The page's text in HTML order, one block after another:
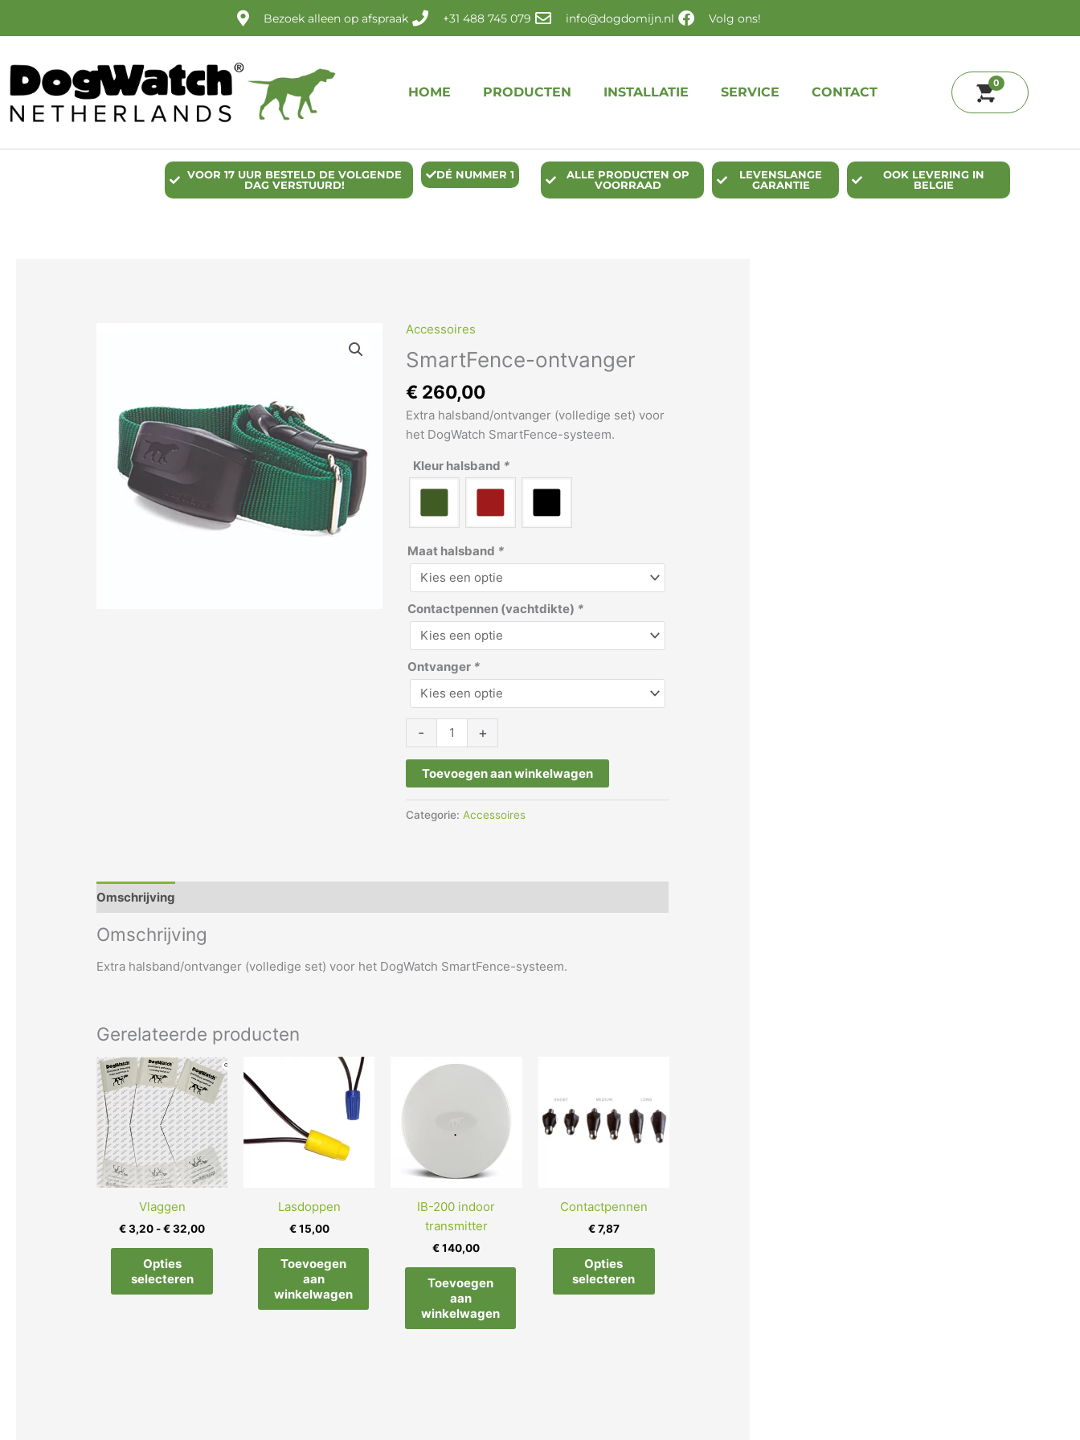
inhoud
Bezoek alleen op afspraak +31 488 745 079 info@dogdomijn.nl Volg ons!
HOME PRODUCTEN INSTALLATIE SERVICE CONTACT
0
VOOR 17 UUR BESTELD DE VOLGENDE
DAG VERSTUURD!
DÉ NUMMER 1
ALLE PRODUCTEN OP
VOORRAAD
LEVENSLANGE
GARANTIE
OOK LEVERING IN
BELGIE
Accessoires
SmartFence-ontvanger
€ 260,00
Extra halsband/ontvanger (volledige set) voor
het DogWatch SmartFence-systeem.
Kleur halsband *
Maat halsband *
Contactpennen (vachtdikte) *
Ontvanger *
-
SmartFence-
ontvanger
aantal
+
Toevoegen aan winkelwagen
Categorie: Accessoires
Omschrijving
Omschrijving
Extra halsband/ontvanger (volledige set) voor het DogWatch SmartFence-systeem.
Gerelateerde producten
Vlaggen
€3,20 -€32,00
Prijsklasse:
€ 3,20
tot
€ 32,00
Opties
selecteren
Dit
product
heeft
meerdere
variaties.
Deze
optie
productpagina
Lasdoppen
€15,00
Toevoegen
aan
winkelwagen
IB-200 indoor
transmitter
€140,00
Toevoegen
aan
winkelwagen
Contactpennen
€7,87
Opties
selecteren